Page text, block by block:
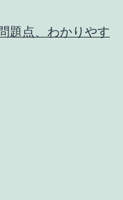
題点、わかりやす